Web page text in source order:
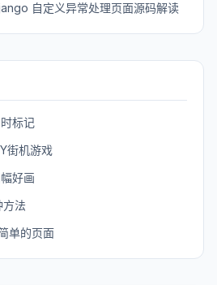
自定义异常处理页面源码解读
标记
街机游戏
好画
法
单的页面